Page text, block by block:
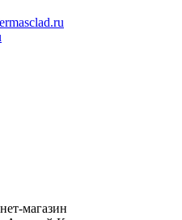
магазин